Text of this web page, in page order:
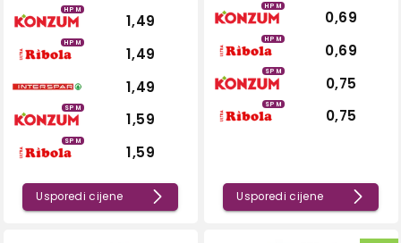
HPM
1,49
HPM
1,49
1,49
SPM
1,59
SPM
1,59
Usporedi cijene
HPM
0,69
HPM
0,69
SPM
0,75
SPM
0,75
Usporedi cijene